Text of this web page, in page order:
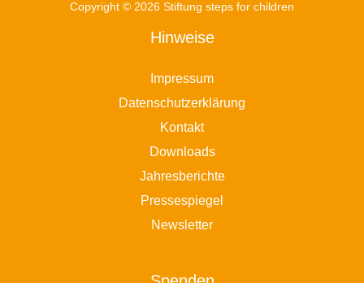
Copyright © 2026 Stiftung steps for children
Hinweise
Impressum
Datenschutzerklärung
Kontakt
Downloads
Jahresberichte
Pressespiegel
Newsletter